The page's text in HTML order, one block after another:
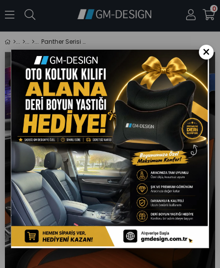
0
Panther Serisi Taba Keten Kumaş Oto Koltuk Kılıfı (Hyundai I20-I30-Accent-Blue-Era-Getz Uyumlu)
×